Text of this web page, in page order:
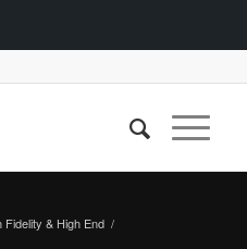
Fidelity & High End /